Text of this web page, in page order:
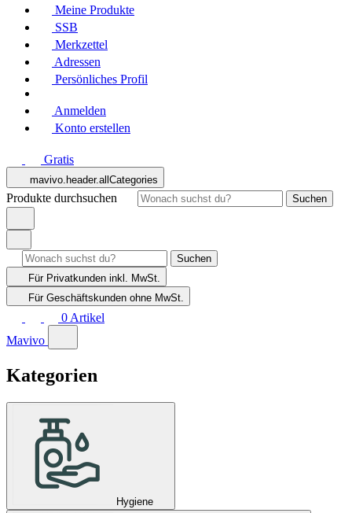
Meine Produkte
SSB
Merkzettel
Adressen
Persönliches Profil
Anmelden
Konto erstellen
Gratis
mavivo.header.allCategories
Produkte durchsuchen Suchen
Suchen
Für Privatkunden inkl. MwSt.
Für Geschäftskunden ohne MwSt.
0 Artikel
Mavivo
Kategorien
Hygiene